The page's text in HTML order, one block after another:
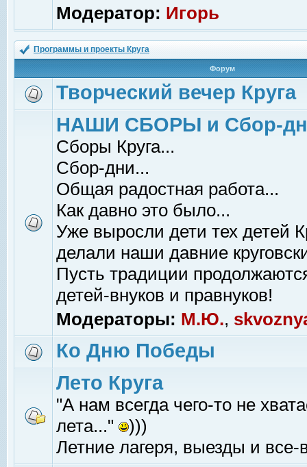
Модератор: Игорь
Программы и проекты Круга
Форум
Творческий вечер Круга
НАШИ СБОРЫ и Сбор-
Сборы Круга...
Сбор-дни...
Общая радостная работа...
Как давно это было...
Уже выросли дети тех детей
делали наши давние
Пусть традиции
детей-внуков и правнуков!
Модераторы: М.Ю.,
Ко Дню Победы
Лето Круга
"А нам всегда чего-то не
лета..."
)))
Летние лагеря, выезды и все-